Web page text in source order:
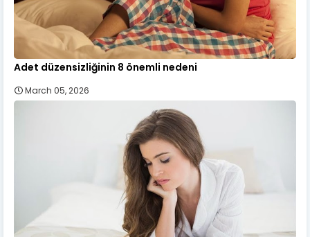
Adet düzensizliğinin 8 önemli nedeni
March 05, 2026